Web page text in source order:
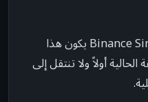
في متى تشترك في Binance Simple Earn يكون هذا
أولاً ولا تنتقل إلى